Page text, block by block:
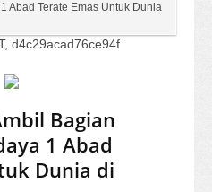
Abad Terate Emas Untuk Dunia
d4c29acad76ce94f
Bagian
1 Abad
Dunia di